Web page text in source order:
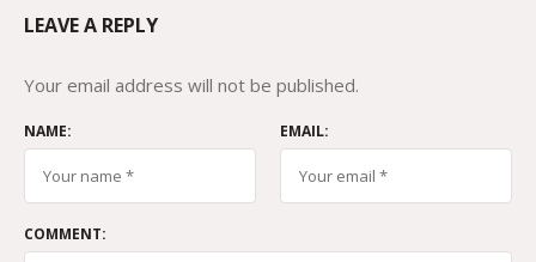
LEAVE A REPLY
Your email address will not be published.
NAME: EMAIL:
COMMENT: